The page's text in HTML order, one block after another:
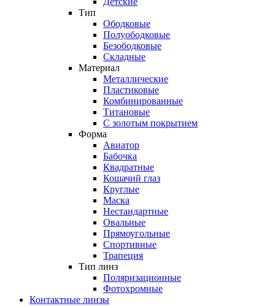
Тип
Ободковые
Полуободковые
Безободковые
Складные
Материал
Металлические
Пластиковые
Комбинированные
Титановые
С золотым покрытием
Форма
Авиатор
Бабочка
Квадратные
Кошачий глаз
Круглые
Маска
Нестандартные
Овальные
Прямоугольные
Спортивные
Трапеция
Тип линз
Поляризационные
Фотохромные
Контактные линзы